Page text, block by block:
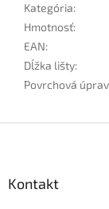
Kategória:
Hmotnosť:
EAN:
Dĺžka lišty:
Povrchová
Kontakt